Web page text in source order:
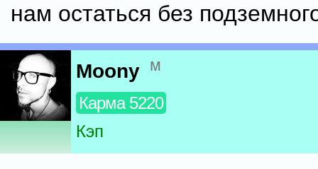
нам остаться без
Moony м
Карма 5220
Кэп